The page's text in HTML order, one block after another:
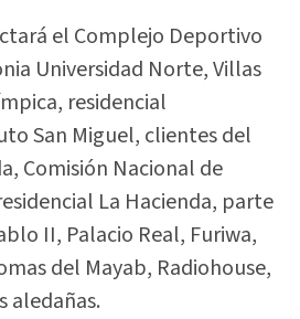
el Complejo Deportivo
Universidad Norte, Villas
residencial
San Miguel, clientes del
Comisión Nacional de
La Hacienda, parte
II, Palacio Real, Furiwa,
del Mayab, Radiohouse,
aledañas.